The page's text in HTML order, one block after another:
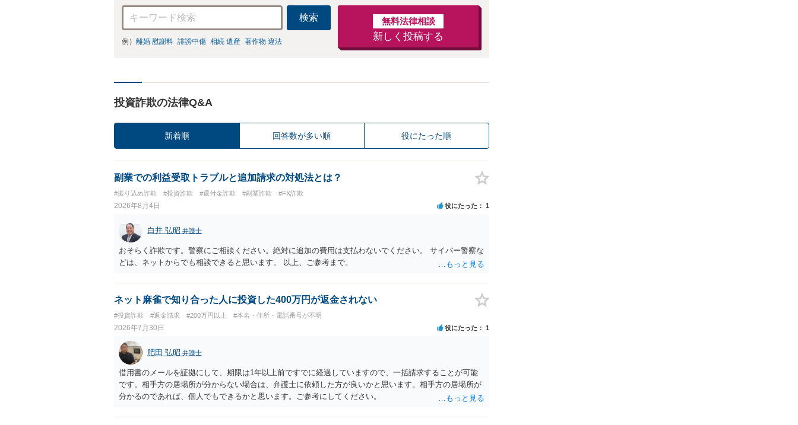
検索
例） 離婚 慰謝料 誹謗中傷 相続 遺産 著作物 違法
無料法律相談
新しく投稿する
投資詐欺の法律Q&A
新着順 回答数が多い順 役にたった順
副業での利益受取トラブルと追加請求の対処法とは？
#振り込め詐欺 #投資詐欺 #還付金詐欺 #副業詐欺 #FX詐欺
2026年8月4日 役にたった 1
白井 弘昭 弁護士
おそらく詐欺です。警察にご相談ください。絶対に追加の費用は支払わないでください。 サイバー警察な
どは、ネットからでも相談できると思います。 以上、ご参考まで。
ネット麻雀で知り合った人に投資した400万円が返金されない
#投資詐欺 #返金請求 #200万円以上 #本名・住所・電話番号が不明
2026年7月30日 役にたった 1
肥田 弘昭 弁護士
借用書のメールを証拠にして、期限は1年以上前ですでに経過していますので、一括請求することが可能
です。相手方の居場所が分からない場合は、弁護士に依頼した方が良いかと思います。相手方の居場所が
分かるのであれば、個人でもできるかと思います。ご参考にしてください。